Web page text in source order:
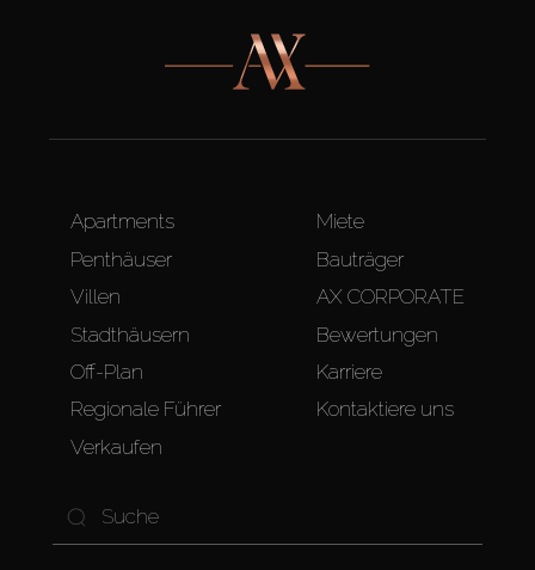
Apartments
Penthäuser
Villen
Stadthäusern
Off-Plan
Regionale Führer
Verkaufen
Miete
Bauträger
AX CORPORATE
Bewertungen
Karriere
Kontaktiere uns